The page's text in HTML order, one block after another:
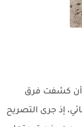
أن كشفت فرق
إذ جرى التصريح